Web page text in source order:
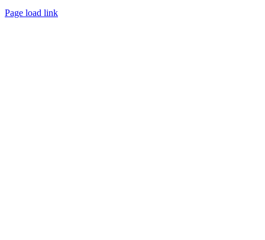
Page load link